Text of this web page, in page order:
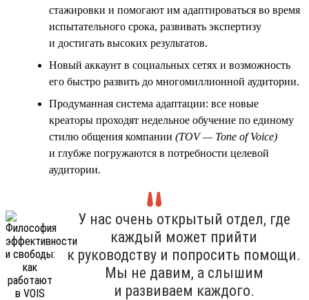
стажировки и помогают им адаптироваться во время
испытательного срока, развивать экспертизу
и достигать высоких результатов.
Новый аккаунт в социальных сетях и возможность
его быстро развить до многомиллионной аудитории.
Продуманная система адаптации: все новые
креаторы проходят недельное обучение по единому
стилю общения компании (TOV — Tone of Voice)
и глубже погружаются в потребности целевой
аудитории.
У нас очень открытый отдел, где
каждый может прийти
к руководству и попросить помощи.
Мы не давим, а слышим
и развиваем каждого.